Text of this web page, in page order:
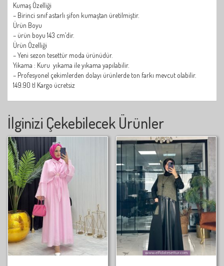
Kumaş Özelliği
– Birinci sınıf astarlı şifon kumaştan üretilmiştir.
Ürün Boyu
– ürün boyu 143 cm’dir.
Ürün Özelliği
– Yeni sezon tesettür moda ürünüdür.
Yıkama : Kuru yıkama ile yıkama yapılabilir.
– Profesyonel çekimlerden dolayı ürünlerde ton farkı mevcut olabilir.
149.90 tl Kargo ücretsiz
İlginizi Çekebilecek Ürünler